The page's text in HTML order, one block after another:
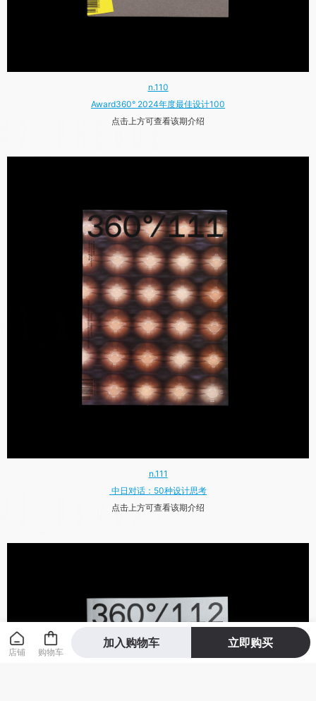
n.110
Award360° 2024年度最佳设计100
点击上方可查看该期介绍
n.111
中日对话：50种设计思考
点击上方可查看该期介绍
店铺 购物车
加入购物车 立即购买